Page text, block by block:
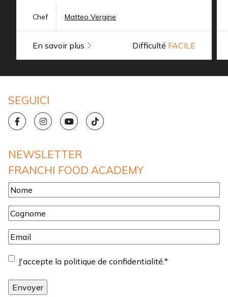
Chef Matteo Vergine
En savoir plus Difficulté FACILE
SEGUICI
NEWSLETTER
FRANCHI FOOD ACADEMY
Nome*
Cognome*
Email*
Consentement*
J'accepte la politique de confidentialité.*